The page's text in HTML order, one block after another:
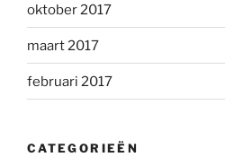
oktober 2017
maart 2017
februari 2017
CATEGORIEËN